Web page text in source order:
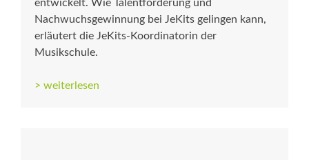
entwickelt. Wie Talentförderung und
Nachwuchsgewinnung bei JeKits gelingen kann,
erläutert die JeKits-Koordinatorin der
Musikschule.
> weiterlesen